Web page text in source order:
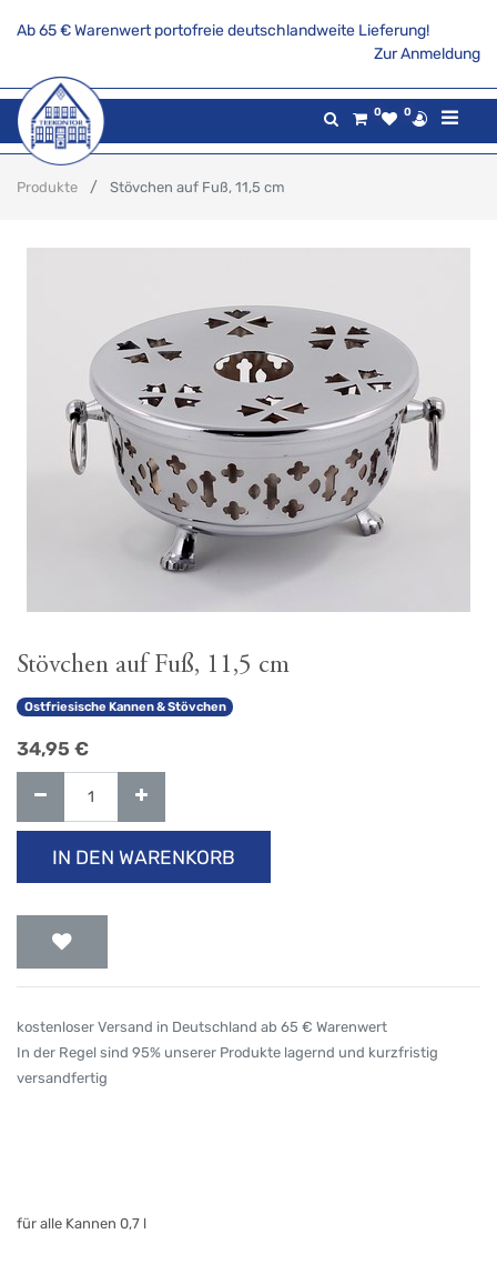
Ab 65 € Warenwert portofreie deutschlandweite Lieferung!
Zur Anmeldung
0 0
Produkte Stövchen auf Fuß, 11,5 cm
Stövchen auf Fuß, 11,5 cm
Ostfriesische Kannen & Stövchen
34,95 €
IN DEN WARENKORB
kostenloser Versand in Deutschland ab 65 € Warenwert
In der Regel sind 95% unserer Produkte lagernd und kurzfristig
versandfertig
für alle Kannen 0,7 l